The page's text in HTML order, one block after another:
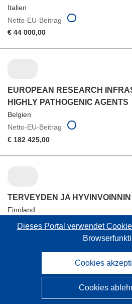
Italien
Netto-EU-Beitrag
€ 44 000,00
EUROPEAN RESEARCH
HIGHLY PATHOGENIC AGENTS
Belgien
Netto-EU-Beitrag
€ 182 425,00
TERVEYDEN JA
Finnland
Netto-EU-Beitrag
IRCCS AZIENDA
Dieses Portal verwendet
Cookies
Cookies